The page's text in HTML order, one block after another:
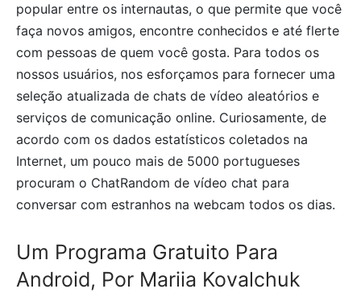
popular entre os internautas, o que permite que você
faça novos amigos, encontre conhecidos e até flerte
com pessoas de quem você gosta. Para todos os
nossos usuários, nos esforçamos para fornecer uma
seleção atualizada de chats de vídeo aleatórios e
serviços de comunicação online. Curiosamente, de
acordo com os dados estatísticos coletados na
Internet, um pouco mais de 5000 portugueses
procuram o ChatRandom de vídeo chat para
conversar com estranhos na webcam todos os dias.
Um Programa Gratuito Para
Android, Por Mariia Kovalchuk